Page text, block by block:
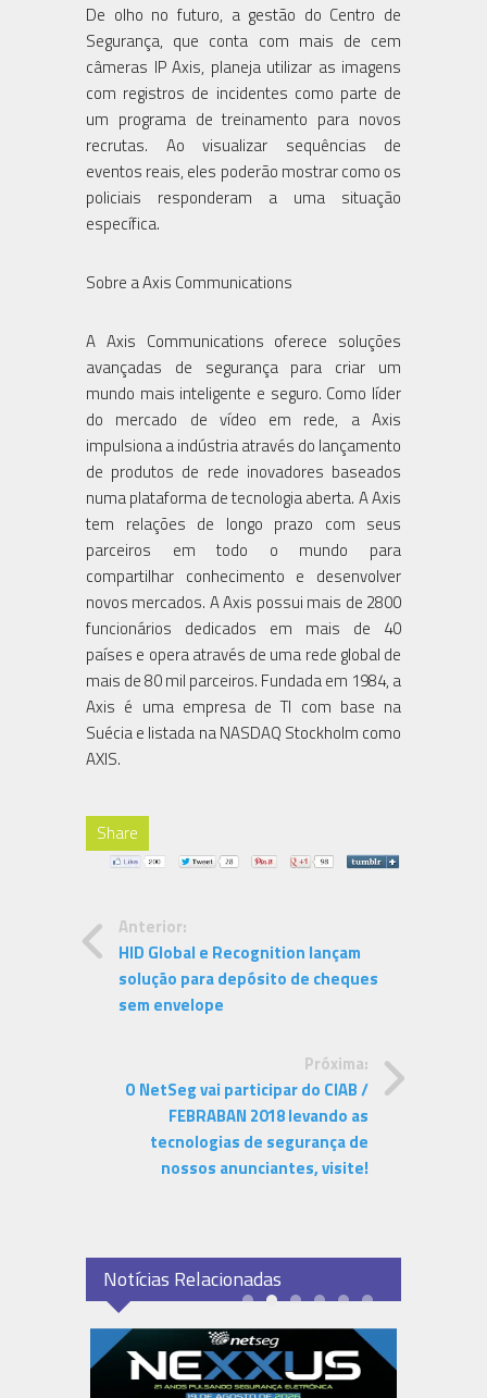
De olho no futuro, a gestão do Centro de
Segurança, que conta com mais de cem
câmeras IP Axis, planeja utilizar as imagens
com registros de incidentes como parte de
um programa de treinamento para novos
recrutas. Ao visualizar sequências de
eventos reais, eles poderão mostrar como os
policiais responderam a uma situação
específica.
Sobre a Axis Communications
A Axis Communications oferece soluções
avançadas de segurança para criar um
mundo mais inteligente e seguro. Como líder
do mercado de vídeo em rede, a Axis
impulsiona a indústria através do lançamento
de produtos de rede inovadores baseados
numa plataforma de tecnologia aberta. A Axis
tem relações de longo prazo com seus
parceiros em todo o mundo para
compartilhar conhecimento e desenvolver
novos mercados. A Axis possui mais de 2800
funcionários dedicados em mais de 40
países e opera através de uma rede global de
mais de 80 mil parceiros. Fundada em 1984, a
Axis é uma empresa de TI com base na
Suécia e listada na NASDAQ Stockholm como
AXIS.
Share
Anterior:
HID Global e Recognition lançam
solução para depósito de cheques
sem envelope
Próxima:
O NetSeg vai participar do CIAB /
FEBRABAN 2018 levando as
tecnologias de segurança de
nossos anunciantes, visite!
Notícias Relacionadas